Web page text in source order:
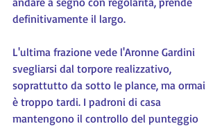
definitivamente il largo.
L'ultima frazione vede l'Aronne Gardini
svegliarsi dal torpore realizzativo,
soprattutto da sotto le plance, ma ormai
è troppo tardi. I padroni di casa
mantengono il controllo del punteggio